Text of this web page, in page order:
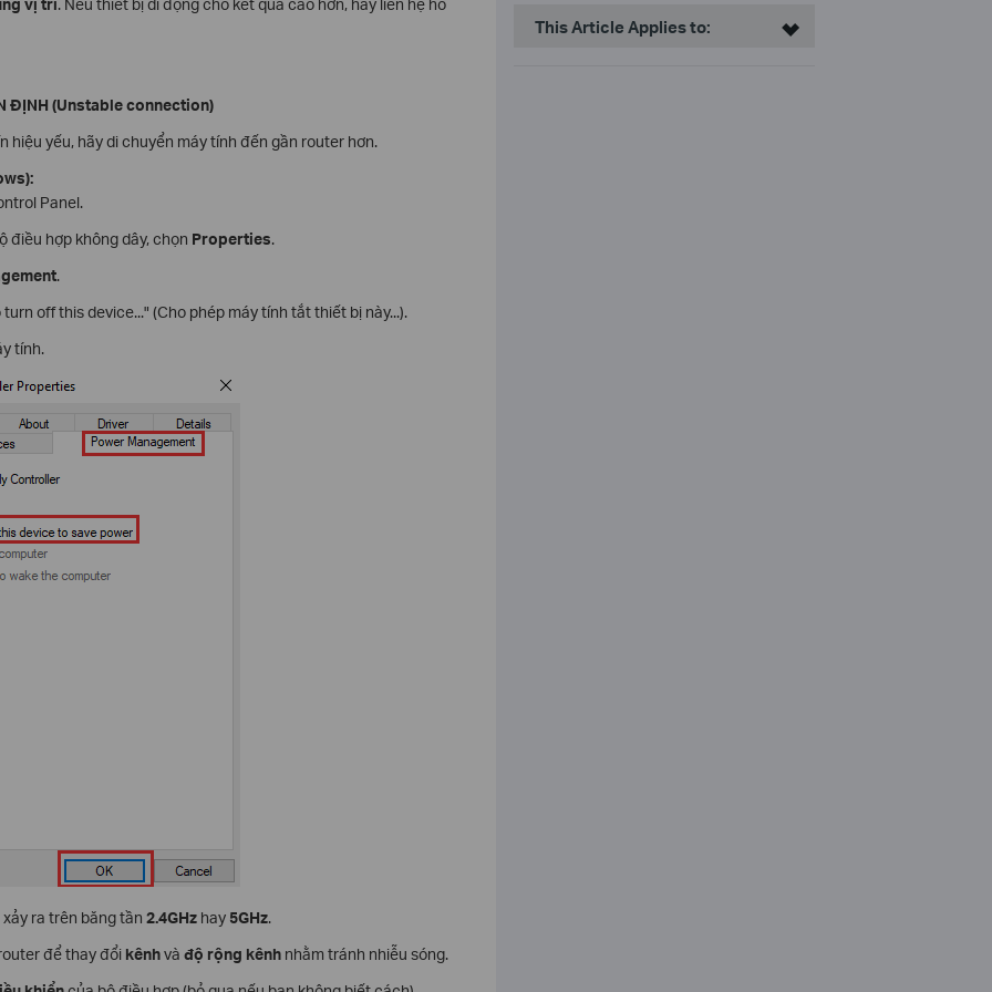
ĐỊNH (Unstable connection)
hiệu yếu, hãy di chuyển máy tính đến gần router hơn.
Panel.
điều hợp không dây, chọn Properties.
.
off this device..." (Cho phép máy tính tắt thiết bị này...).
tính.
ra trên băng tần 2.4GHzhay 5GHz.
để thay đổi kênhvà độ rộng kênhnhằm tránh nhiễu sóng.
This Article Applies to: